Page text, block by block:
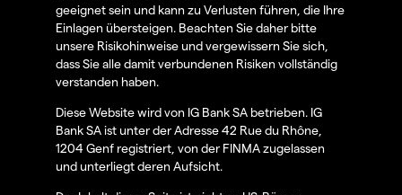
geeignet sein und kann zu Verlusten führen, die Ihre
Einlagen übersteigen. Beachten Sie daher bitte
unsere Risikohinweise und vergewissern Sie sich,
dass Sie alle damit verbundenen Risiken vollständig
verstanden haben.
Diese Website wird von IG Bank SA betrieben. IG
Bank SA ist unter der Adresse 42 Rue du Rhône,
1204 Genf registriert, von der FINMA zugelassen
und unterliegt deren Aufsicht.